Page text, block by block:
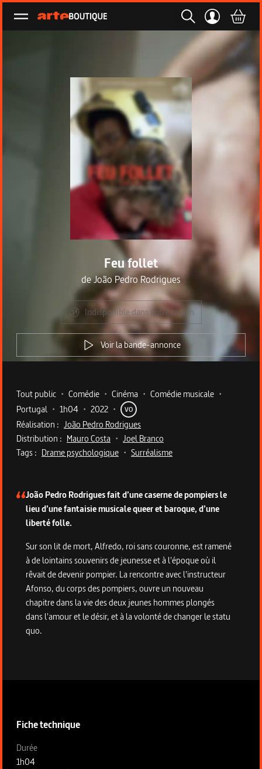
Ouvrir le menu
Feu follet
deJoão Pedro Rodrigues
Indisponible dans votre région
Voir la bande-annonce
Metadata du programme
Tout public • Comédie • Cinéma • Comédie musicale •
Portugal • 1h04 • 2022 • VO
Réalisation : João Pedro Rodrigues
Distribution : Mauro Costa • Joel Branco
Tags : Drame psychologique • Surréalisme
João Pedro Rodrigues fait d’une caserne de pompiers le
lieu d’une fantaisie musicale queer et baroque, d’une
liberté folle.
Sur son lit de mort, Alfredo, roi sans couronne, est ramené
à de lointains souvenirs de jeunesse et à l'époque où il
rêvait de devenir pompier. La rencontre avec l'instructeur
Afonso, du corps des pompiers, ouvre un nouveau
chapitre dans la vie des deux jeunes hommes plongés
dans l'amour et le désir, et à la volonté de changer le statu
quo.
Fiche technique
Fiche technique section gauche
Durée
1h04